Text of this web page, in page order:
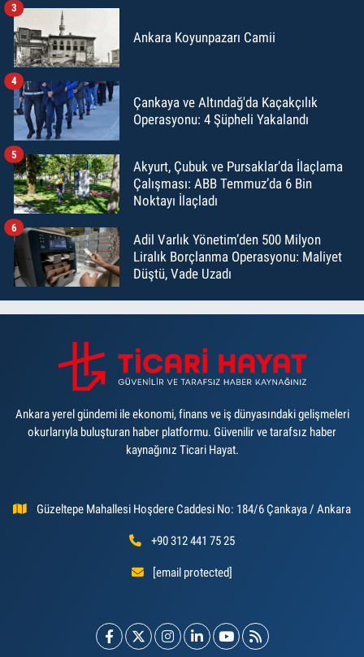
Ankara Koyunpazarı Camii
3
Çankaya ve Altındağ'da Kaçakçılık
Operasyonu: 4 Şüpheli Yakalandı
4
Akyurt, Çubuk ve Pursaklar’da İlaçlama
Çalışması: ABB Temmuz’da 6 Bin
Noktayı İlaçladı
5
Adil Varlık Yönetim’den 500 Milyon
Liralık Borçlanma Operasyonu: Maliyet
Düştü, Vade Uzadı
6
Ankara yerel gündemi ile ekonomi, finans ve iş dünyasındaki gelişmeleri
okurlarıyla buluşturan haber platformu. Güvenilir ve tarafsız haber
kaynağınız Ticari Hayat.
Güzeltepe Mahallesi Hoşdere Caddesi No: 184/6 Çankaya / Ankara
+90 312 441 75 25
[email protected]